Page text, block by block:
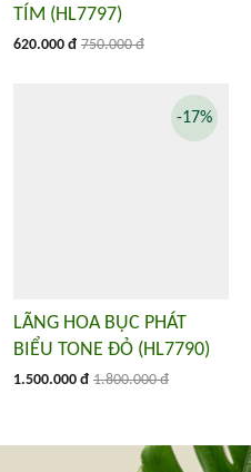
TÍM (HL7797)
620.000 đ 750.000 đ
LÃNG HOA BỤC PHÁT
BIỂU TONE ĐỎ (HL7790)
1.500.000 đ 1.800.000 đ
-17%